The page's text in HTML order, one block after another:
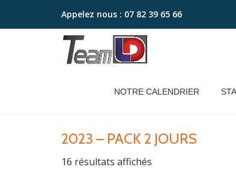
Aller
Appelez nous : 07 82 39 65 66
NOTRE CALENDRIER
2023 – PACK 2 JOURS
16 résultats affichés